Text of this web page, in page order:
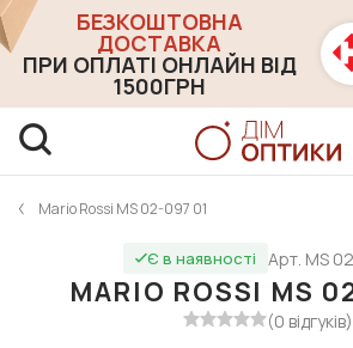
БЕЗКОШТОВНА
ДОСТАВКА
ПРИ ОПЛАТІ ОНЛАЙН ВІД
1500ГРН
Mario Rossi MS 02-097 01
Є в наявності Арт. MS
MARIO ROSSI MS
(0 відгуків)